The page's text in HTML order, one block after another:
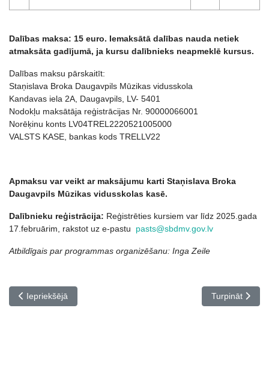
Dalības maksa: 15 euro. Iemaksātā dalības nauda netiek
atmaksāta gadījumā, ja kursu dalībnieks neapmeklē kursus.
Dalības maksu pārskaitīt:
Staņislava Broka Daugavpils Mūzikas vidusskola
Kandavas iela 2A, Daugavpils, LV- 5401
Nodokļu maksātāja reģistrācijas Nr. 90000066001
Norēķinu konts LV04TREL2220521005000
VALSTS KASE, bankas kods TRELLV22
Apmaksu var veikt ar maksājumu karti Staņislava Broka
Daugavpils Mūzikas vidusskolas kasē.
Dalībnieku reģistrācija: Reģistrēties kursiem var līdz 2025.gada
17.februārim, rakstot uz e-pastu pasts@sbdmv.gov.lv
Atbildīgais par programmas organizēšanu: Inga Zeile
Iepriekšējais raksts: Pedagogu profesionālās pilnveides kursi
Iepriekšējā Nākamais
Turpināt